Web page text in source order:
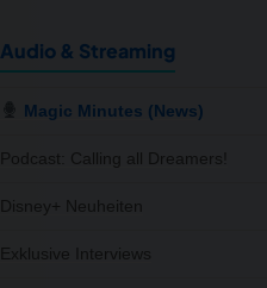
Audio & Streaming
Magic Minutes (News)
Podcast: Calling all Dreamers!
Disney+ Neuheiten
Exklusive Interviews